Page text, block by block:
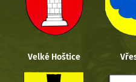
Velké Hoštice